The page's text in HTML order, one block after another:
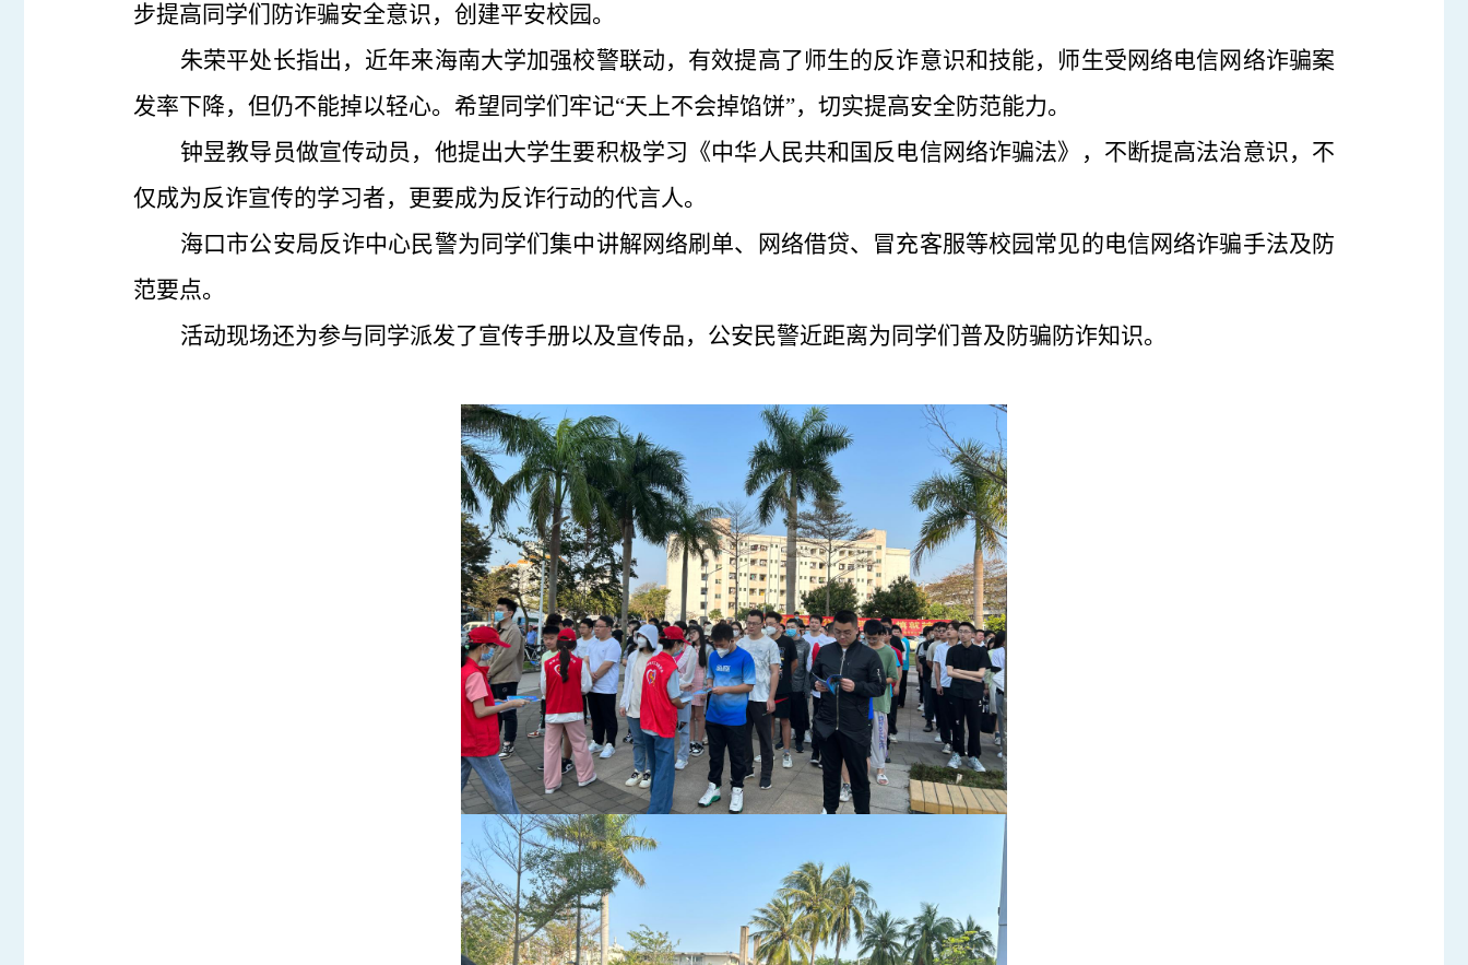
步提高同学们防诈骗安全意识，创建平安校园。
朱荣平处长指出，近年来海南大学加强校警联动，有效提高了师生的反诈意识和技能，师生受网络电信网络诈骗案
发率下降，但仍不能掉以轻心。希望同学们牢记“天上不会掉馅饼”，切实提高安全防范能力。
钟昱教导员做宣传动员 ，他提出大学生要积极学习《中华人民共和国反电信网络诈骗法》，不断提高法治意识，不
仅成为反诈宣传的学习者，更要成为反诈行动的代言人。
海口市公安局反诈中心民警为同学们集中讲解网络刷单、网络借贷、冒充客服等校园常见的电信网络诈骗手法及防
范要点。
活动现场还为参与同学派发了宣传手册以及宣传品，公安民警近距离为同学们普及防骗防诈知识。